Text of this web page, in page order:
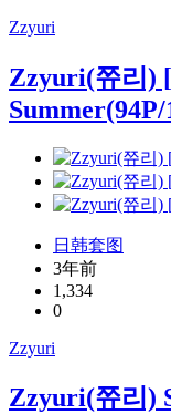
Zzyuri
Zzyuri(쮸리)
日韩套图
3年前
1,334
0
Zzyuri
Zzyuri(쮸리)